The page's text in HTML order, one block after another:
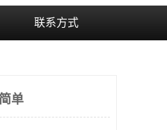
联系方式
单